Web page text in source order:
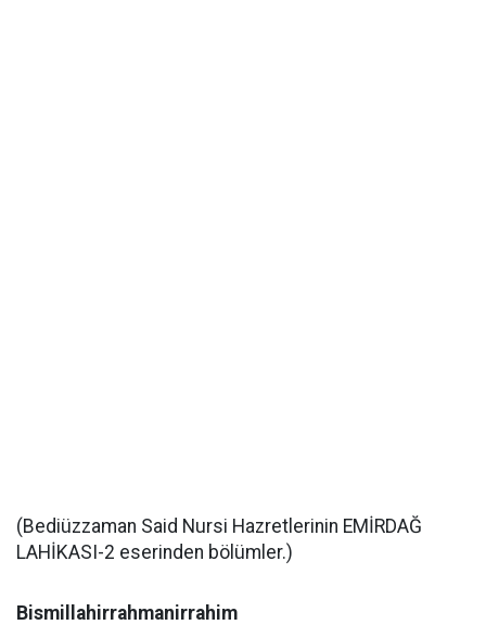
(Bediüzzaman Said Nursi Hazretlerinin EMİRDAĞ
LAHİKASI-2 eserinden bölümler.)
Bismillahirrahmanirrahim